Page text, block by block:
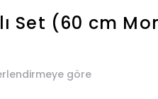
Set (60 cm
göre